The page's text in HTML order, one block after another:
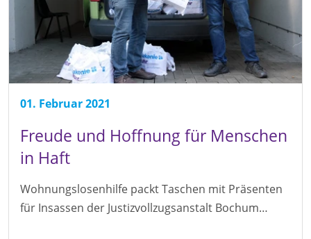
01. Februar 2021
Freude und Hoffnung für Menschen
in Haft
Wohnungslosenhilfe packt Taschen mit Präsenten
für Insassen der Justizvollzugsanstalt Bochum…